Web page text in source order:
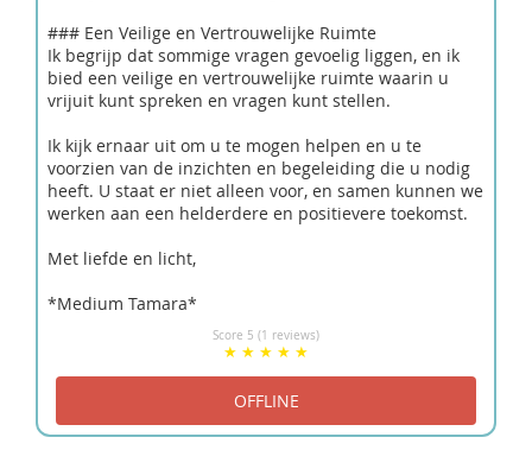
### Een Veilige en Vertrouwelijke Ruimte
Ik begrijp dat sommige vragen gevoelig liggen, en ik
bied een veilige en vertrouwelijke ruimte waarin u
vrijuit kunt spreken en vragen kunt stellen.
Ik kijk ernaar uit om u te mogen helpen en u te
voorzien van de inzichten en begeleiding die u nodig
heeft. U staat er niet alleen voor, en samen kunnen we
werken aan een helderdere en positievere toekomst.
Met liefde en licht,
*Medium Tamara*
Score 5 (1 reviews)